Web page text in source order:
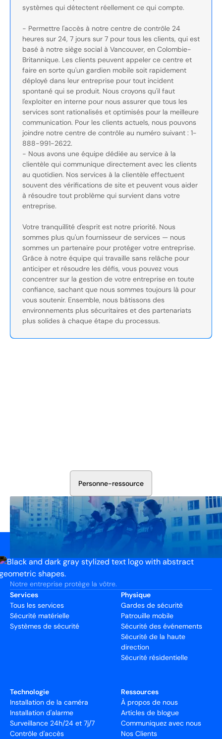
systèmes qui détectent réellement ce qui compte.
- Permettre l'accès à notre centre de contrôle 24
heures sur 24, 7 jours sur 7 pour tous les clients, qui est
basé à notre siège social à Vancouver, en Colombie-
Britannique. Les clients peuvent appeler ce centre et
faire en sorte qu'un gardien mobile soit rapidement
déployé dans leur entreprise pour tout incident
spontané qui se produit. Nous croyons qu'il faut
l'exploiter en interne pour nous assurer que tous les
services sont rationalisés et optimisés pour la meilleure
communication. Pour les clients actuels, nous pouvons
joindre notre centre de contrôle au numéro suivant : 1-
888-991-2622.
- Nous avons une équipe dédiée au service à la
clientèle qui communique directement avec les clients
au quotidien. Nos services à la clientèle effectuent
souvent des vérifications de site et peuvent vous aider
à résoudre tout problème qui survient dans votre
entreprise.
Votre tranquillité d'esprit est notre priorité. Nous
sommes plus qu'un fournisseur de services — nous
sommes un partenaire pour protéger votre entreprise.
Grâce à notre équipe qui travaille sans relâche pour
anticiper et résoudre les défis, vous pouvez vous
concentrer sur la gestion de votre entreprise en toute
confiance, sachant que nous sommes toujours là pour
vous soutenir. Ensemble, nous bâtissons des
environnements plus sécuritaires et des partenariats
plus solides à chaque étape du processus.
Personne-ressource
Notre entreprise protège la vôtre.
Services
Tous les services
Sécurité matérielle
Systèmes de sécurité
Physique
Gardes de sécurité
Patrouille mobile
Sécurité des événements
Sécurité de la haute
direction
Sécurité résidentielle
Technologie
Installation de la caméra
Installation d'alarme
Surveillance 24h/24 et 7j/7
Contrôle d'accès
Ressources
À propos de nous
Articles de blogue
Communiquez avec nous
Nos Clients